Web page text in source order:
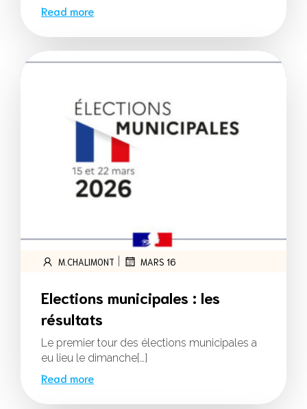
Read more
M.CHALIMONT MARS 16
Elections municipales : les
résultats
Le premier tour des élections municipales a
eu lieu le dimanche[…]
Read more